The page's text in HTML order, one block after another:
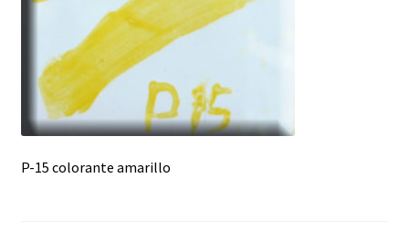
P-15 colorante amarillo